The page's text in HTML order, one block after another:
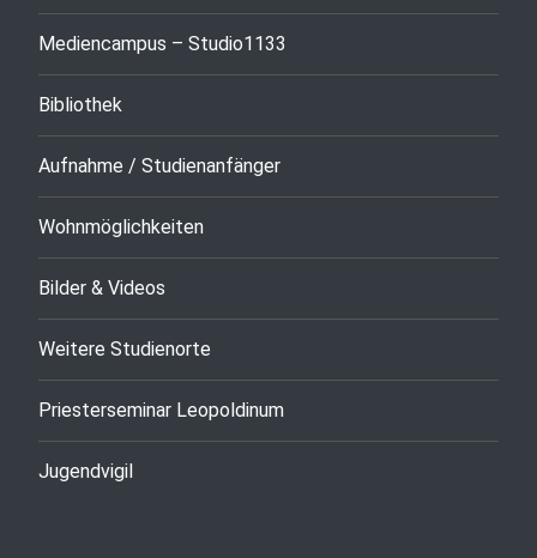
Mediencampus – Studio1133
Bibliothek
Aufnahme / Studienanfänger
Wohnmöglichkeiten
Bilder & Videos
Weitere Studienorte
Priesterseminar Leopoldinum
Jugendvigil